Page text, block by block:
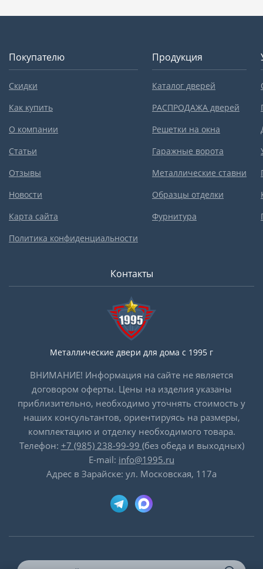
Покупателю
Скидки
Как купить
О компании
Статьи
Отзывы
Новости
Карта сайта
Политика конфиденциальности
Продукция
Каталог дверей
РАСПРОДАЖА дверей
Решетки на окна
Гаражные ворота
Металлические ставни
Образцы отделки
Фурнитура
Контакты
Металлические двери для дома с 1995 г
ВНИМАНИЕ! Информация на сайте не является
договором оферты. Цены на изделия указаны
приблизительно, необходимо уточнять стоимость у
наших консультантов, ориентируясь на размеры,
комплектацию и отделку необходимого товара.
Телефон: +7 (985) 238-99-99 (без обеда и выходных)
E-mail: info@1995.ru
Адрес в Зарайске: ул. Московская, 117а